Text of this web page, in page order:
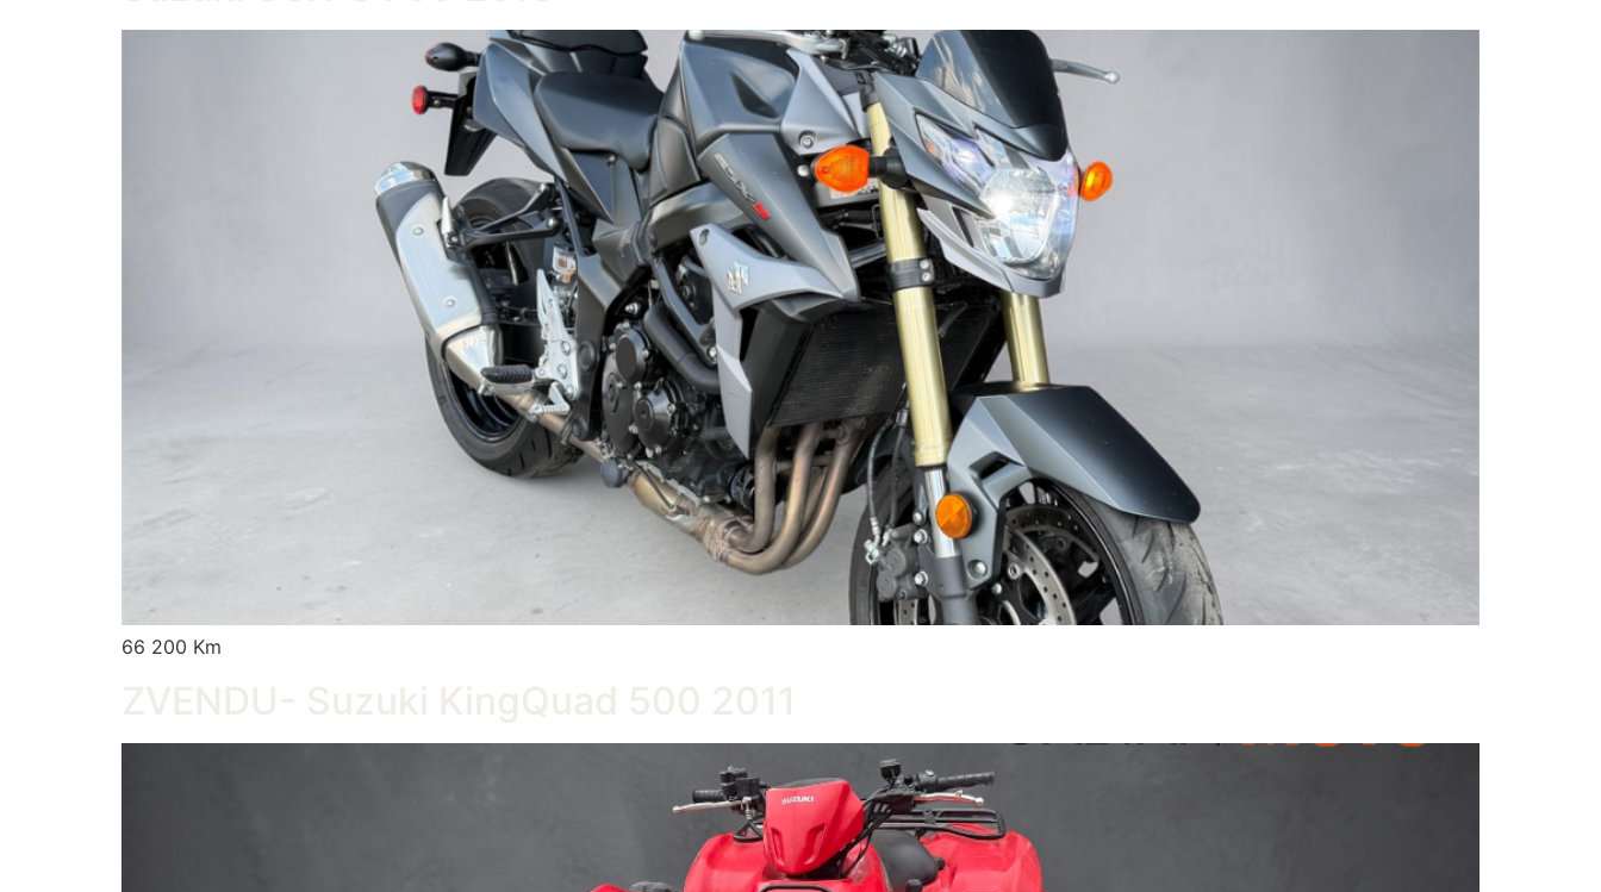
66 200 Km
ZVENDU- Suzuki KingQuad 500 2011